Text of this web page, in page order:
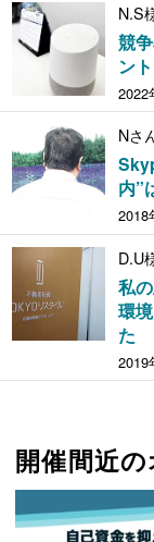
N.S
競
ン
2022
Nさ
内”
2018
D.U
私
環
た
2019
開催間近